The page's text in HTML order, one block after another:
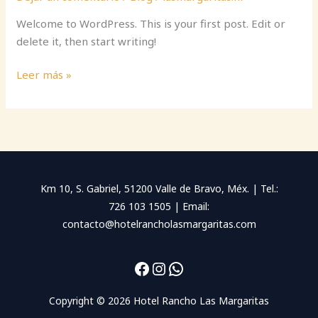
Welcome to WordPress. This is your first post. Edit or
delete it, then start writing!
Hello
Leer más »
Km 10, S. Gabriel, 51200 Valle de Bravo, Méx. | Tel.:
726 103 1505 | Email:
contacto@hotelrancholasmargaritas.com
Facebook
Instagram
WhatsApp
Copyright © 2026 Hotel Rancho Las Margaritas